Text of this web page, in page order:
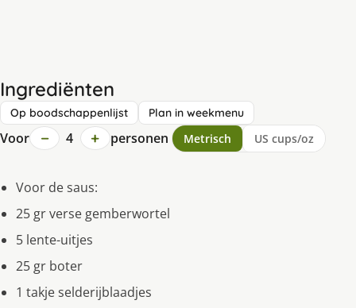
Ingrediënten
Op boodschappenlijst Plan in weekmenu
Voor − 4 + personen Metrisch US cups/oz
Voor de saus:
25 gr verse gemberwortel
5 lente-uitjes
25 gr boter
1 takje selderijblaadjes